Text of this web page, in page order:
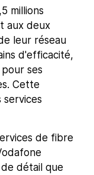
millions
aux deux
leur réseau
d'efficacité,
ses
Cette
services
de fibre
détail que